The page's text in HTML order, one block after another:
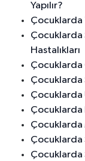
Yapılır?
Çocuklarda
Çocuklarda
Hastalıkları
Çocuklarda
Çocuklarda
Çocuklarda
Çocuklarda
Çocuklarda